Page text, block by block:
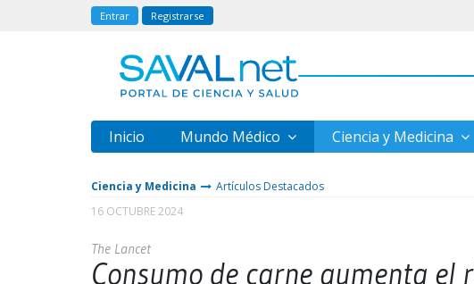
Entrar Registrarse
Inicio Mundo Médico Ciencia y Medicina
Ciencia y Medicina
Artículos Destacados
16 OCTUBRE 2024
The Lancet
Consumo de carne aumenta el